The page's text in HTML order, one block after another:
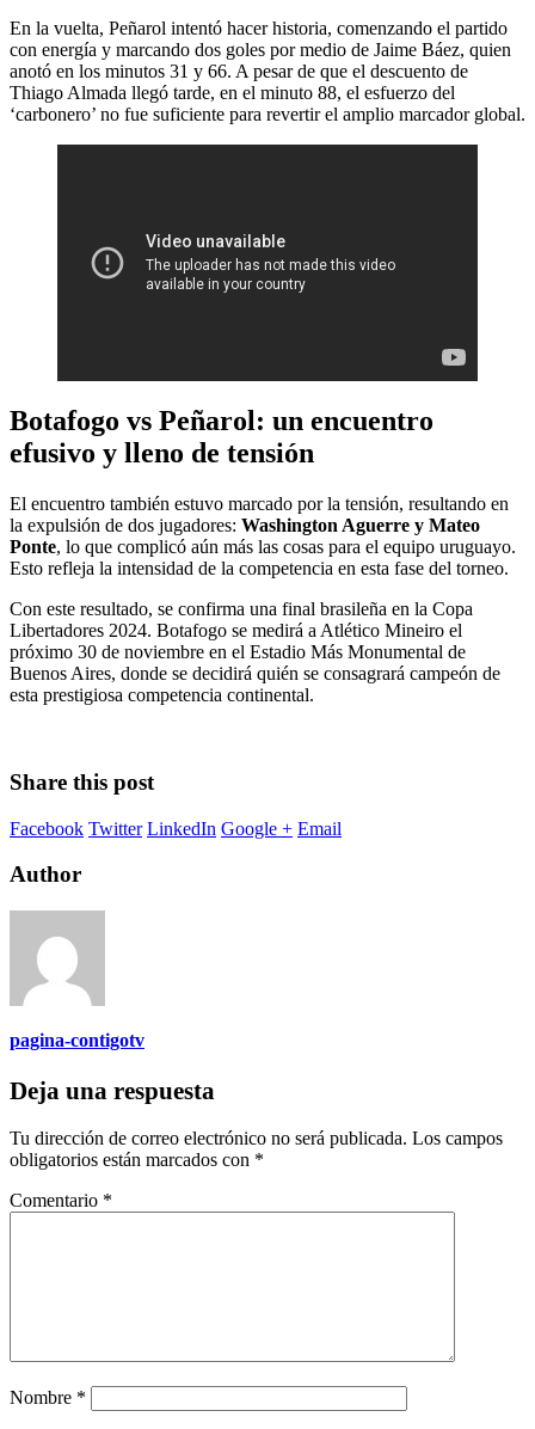
En la vuelta, Peñarol intentó hacer historia, comenzando el partido
con energía y marcando dos goles por medio de Jaime Báez, quien
anotó en los minutos 31 y 66. A pesar de que el descuento de
Thiago Almada llegó tarde, en el minuto 88, el esfuerzo del
‘carbonero’ no fue suficiente para revertir el amplio marcador global.
Botafogo vs Peñarol: un encuentro
efusivo y lleno de tensión
El encuentro también estuvo marcado por la tensión, resultando en
la expulsión de dos jugadores: Washington Aguerre y Mateo
Ponte, lo que complicó aún más las cosas para el equipo uruguayo.
Esto refleja la intensidad de la competencia en esta fase del torneo.
Con este resultado, se confirma una final brasileña en la Copa
Libertadores 2024. Botafogo se medirá a Atlético Mineiro el
próximo 30 de noviembre en el Estadio Más Monumental de
Buenos Aires, donde se decidirá quién se consagrará campeón de
esta prestigiosa competencia continental.
Share this post
Facebook Twitter LinkedIn Google + Email
Author
pagina-contigotv
Deja una respuesta
Tu dirección de correo electrónico no será publicada. Los campos
obligatorios están marcados con *
Comentario *
Nombre *